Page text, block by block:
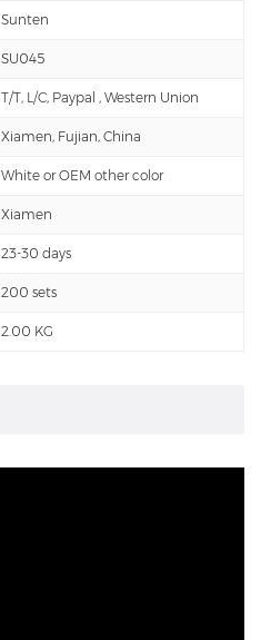
Sunten
SU045
T/T, L/C, Paypal , Western Union
Xiamen, Fujian, China
White or OEM other color
Xiamen
23-30 days
200 sets
2.00 KG